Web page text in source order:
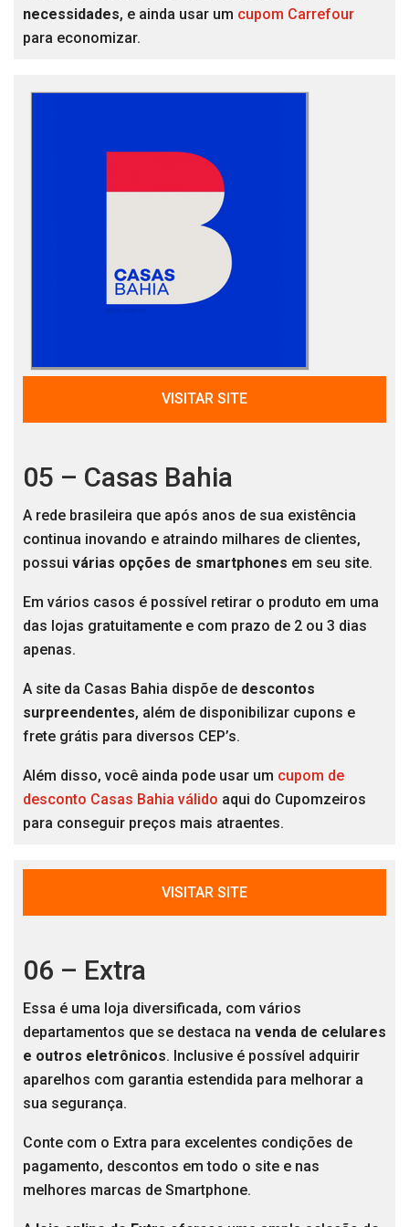
necessidades, e ainda usar um cupom Carrefour
para economizar.
VISITAR SITE
05 – Casas Bahia
A rede brasileira que após anos de sua existência
continua inovando e atraindo milhares de clientes,
possui várias opções de smartphones em seu site.
Em vários casos é possível retirar o produto em uma
das lojas gratuitamente e com prazo de 2 ou 3 dias
apenas.
A site da Casas Bahia dispõe de descontos
surpreendentes, além de disponibilizar cupons e
frete grátis para diversos CEP’s.
Além disso, você ainda pode usar um cupom de
desconto Casas Bahia válido aqui do Cupomzeiros
para conseguir preços mais atraentes.
VISITAR SITE
06 – Extra
Essa é uma loja diversificada, com vários
departamentos que se destaca na venda de celulares
e outros eletrônicos. Inclusive é possível adquirir
aparelhos com garantia estendida para melhorar a
sua segurança.
Conte com o Extra para excelentes condições de
pagamento, descontos em todo o site e nas
melhores marcas de Smartphone.